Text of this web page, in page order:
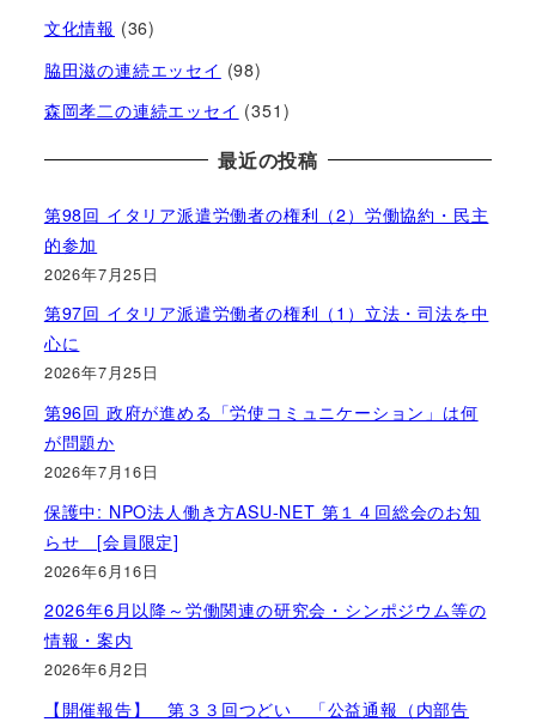
文化情報 (36)
脇田滋の連続エッセイ (98)
森岡孝二の連続エッセイ (351)
最近の投稿
第98回 イタリア派遣労働者の権利（2）労働協約・民主
的参加
2026年7月25日
第97回 イタリア派遣労働者の権利（1）立法・司法を中
心に
2026年7月25日
第96回 政府が進める「労使コミュニケーション」は何
が問題か
2026年7月16日
保護中: NPO法人働き方ASU-NET 第１４回総会のお知
らせ [会員限定]
2026年6月16日
2026年6月以降～労働関連の研究会・シンポジウム等の
情報・案内
2026年6月2日
【開催報告】 第３３回つどい 「公益通報（内部告